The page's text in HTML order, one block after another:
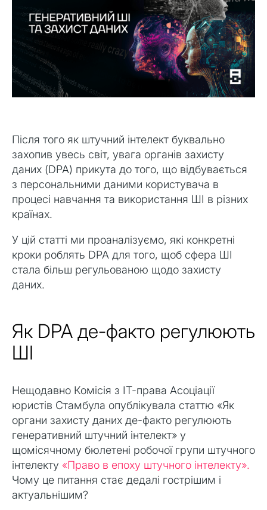
Після того як штучний інтелект буквально
захопив увесь світ, увага органів захисту
даних (DPA) прикута до того, що відбувається
з персональними даними користувача в
процесі навчання та використання ШІ в різних
країнах.
У цій статті ми проаналізуємо, які конкретні
кроки роблять DPA для того, щоб сфера ШІ
стала більш регульованою щодо захисту
даних.
Як DPA де-факто регулюють
ШІ
Нещодавно Комісія з ІТ-права Асоціації
юристів Стамбула опублікувала статтю «Як
органи захисту даних де-факто регулюють
генеративний штучний інтелект» у
щомісячному бюлетені робочої групи штучного
інтелекту «Право в епоху штучного інтелекту».
Чому це питання стає дедалі гострішим і
актуальнішим?